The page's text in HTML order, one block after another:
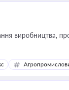
виробництва,